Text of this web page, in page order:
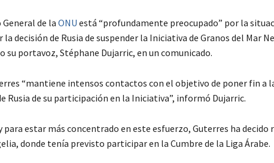
de la ONU está “profundamente preocupado” por la
la decisión de Rusia de suspender la Iniciativa de Granos del Mar
su portavoz, Stéphane Dujarric, en un comunicado.
“mantiene intensos contactos con el objetivo de poner fin a
Rusia de su participación en la Iniciativa”, informó Dujarric.
para estar más concentrado en este esfuerzo, Guterres ha decido
donde tenía previsto participar en la Cumbre de la Liga Árabe.